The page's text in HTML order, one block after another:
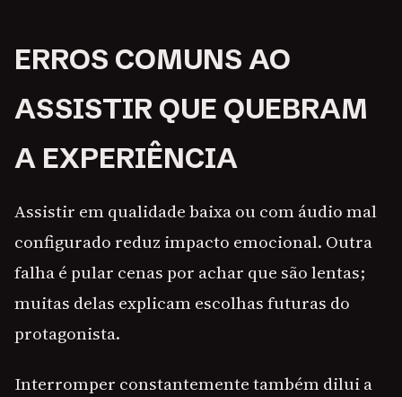
ERROS COMUNS AO
ASSISTIR QUE QUEBRAM
A EXPERIÊNCIA
Assistir em qualidade baixa ou com áudio mal
configurado reduz impacto emocional. Outra
falha é pular cenas por achar que são lentas;
muitas delas explicam escolhas futuras do
protagonista.
Interromper constantemente também dilui a